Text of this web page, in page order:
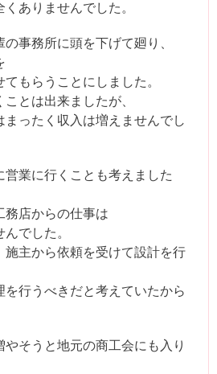
ありませんでした。
事務所に頭を下げて廻り、
もらうことにしました。
とは出来ましたが、
ったく収入は増えませんでし
業に行くことも考えました
務店からの仕事は
でした。
施主から依頼を受けて設計を行
行うべきだと考えていたから
そうと地元の商工会にも入り